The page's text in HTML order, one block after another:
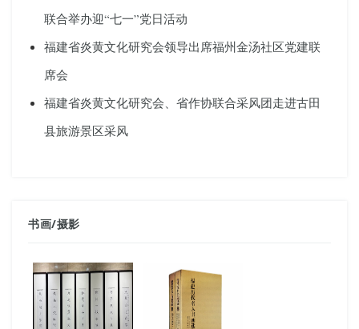
联合举办迎“七一”党日活动
福建省炎黄文化研究会领导出席福州金汤社区党建联
席会
福建省炎黄文化研究会、省作协联合采风团走进古田
县旅游景区采风
书画/摄影